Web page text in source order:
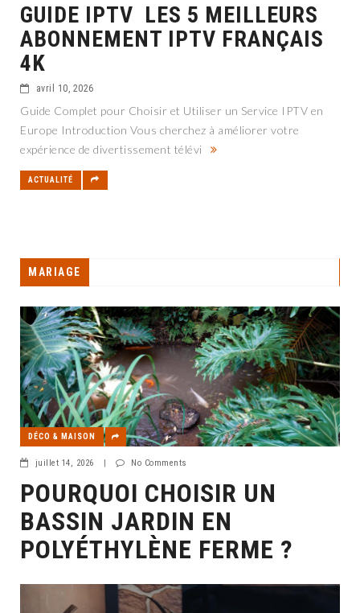
GUIDE IPTV LES 5 MEILLEURS
ABONNEMENT IPTV FRANÇAIS
4K
avril 10, 2026
Guide Complet pour Choisir et Utiliser un Service IPTV en
Europe Introduction Vous cherchez à améliorer votre
expérience de divertissement télévi
ACTUALITÉ
MARIAGE
DÉCO & MAISON
juillet 14, 2026 | No Comments
POURQUOI CHOISIR UN
BASSIN JARDIN EN
POLYÉTHYLÈNE FERME ?